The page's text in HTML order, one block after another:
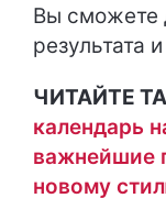
Вы сможете
результата
ЧИТАЙТЕ
календарь
важнейшие
новому